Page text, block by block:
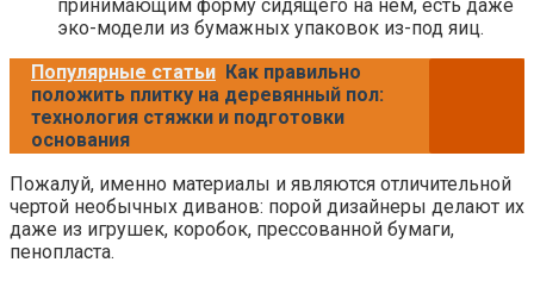
принимающим форму сидящего на нем, есть даже
эко-модели из бумажных упаковок из-под яиц.
Популярные статьи Как правильно
положить плитку на деревянный пол:
технология стяжки и подготовки
основания
Пожалуй, именно материалы и являются отличительной
чертой необычных диванов: порой дизайнеры делают их
даже из игрушек, коробок, прессованной бумаги,
пенопласта.